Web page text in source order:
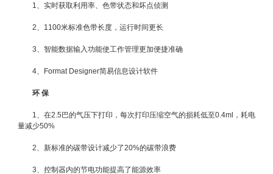
1、实时获取利用率、色带状态和坏点侦测
2、1100米标准色带长度，运行时间更长
3、智能数据输入功能使工作管理更加便捷准确
4、Format Designer简易信息设计软件
环 保
1、在2.5巴的气压下打印，每次打印压缩空气的损耗低至0.4ml，耗电
量减少50%
2、新标准的碳带设计减少了20%的碳带浪费
3、控制器内的节电功能提高了能源效率